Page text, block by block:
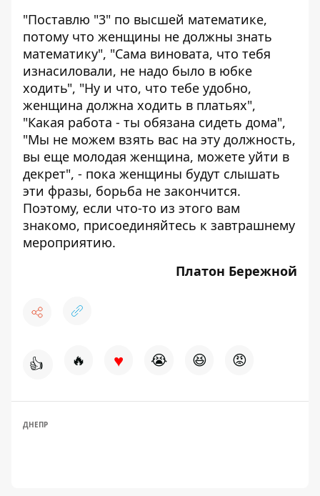
"Поставлю "3" по высшей математике,
потому что женщины не должны знать
математику", "Сама виновата, что тебя
изнасиловали, не надо было в юбке
ходить", "Ну и что, что тебе удобно,
женщина должна ходить в платьях",
"Какая работа - ты обязана сидеть дома",
"Мы не можем взять вас на эту должность,
вы еще молодая женщина, можете уйти в
декрет", - пока женщины будут слышать
эти фразы, борьба не закончится.
Поэтому, если что-то из этого вам
знакомо, присоединяйтесь к завтрашнему
мероприятию.
Платон Бережной
👍 🔥 ♥ 😭 😆 😡
ДНЕПР